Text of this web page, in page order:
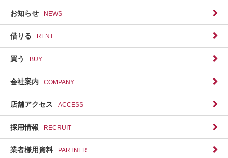
お知らせ NEWS
借りる RENT
買う BUY
会社案内 COMPANY
店舗アクセス ACCESS
採用情報 RECRUIT
業者様用資料 PARTNER